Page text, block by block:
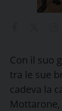
Con il suo
tra le sue
cadeva la
Mottarone,